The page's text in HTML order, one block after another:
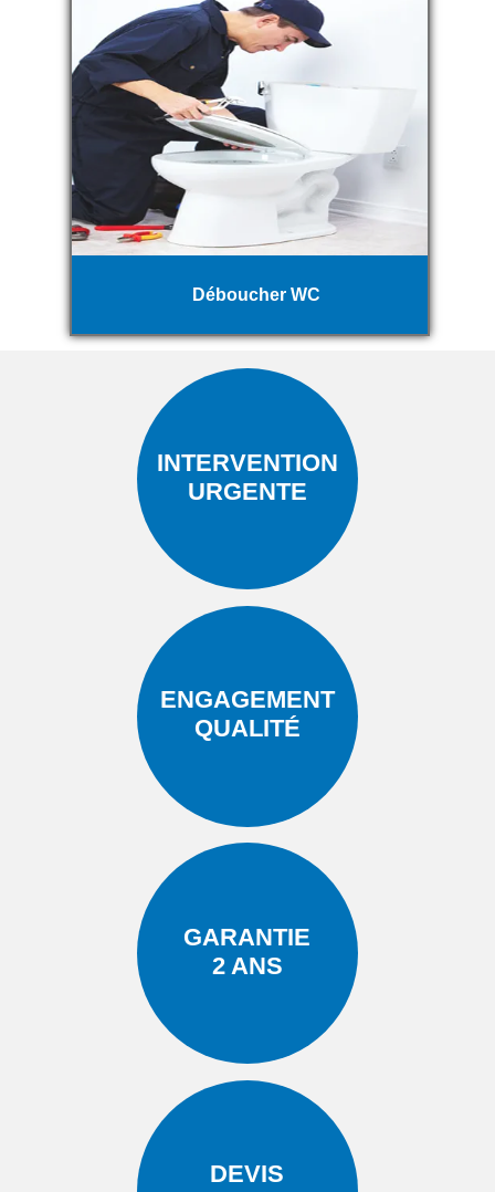
Déboucher WC
INTERVENTION
URGENTE
ENGAGEMENT
QUALITÉ
GARANTIE
2 ANS
DEVIS